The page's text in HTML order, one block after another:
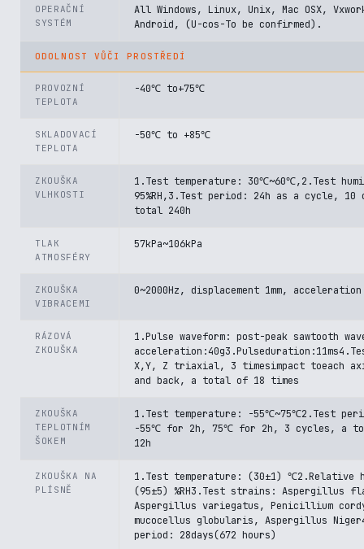
OPERAČNÍ
SYSTÉM
All Windows, Linux, Unix, Mac OSX,
Android, (U-cos-To be confirmed).
ODOLNOST VŮČI PROSTŘEDÍ
PROVOZNÍ
TEPLOTA
-40℃ to+75℃
SKLADOVACÍ
TEPLOTA
-50℃ to +85℃
ZKOUŠKA
VLHKOSTI
1.Test temperature: 30℃~60℃,2.Test
95%RH,3.Test period: 24h as a cycle, 10
total 240h
TLAK
ATMOSFÉRY
57kPa~106kPa
ZKOUŠKA
VIBRACEMI
0~2000Hz, displacement 1mm, acceleration
RÁZOVÁ
ZKOUŠKA
1.Pulse waveform: post-peak sawtooth
X,Y, Z triaxial, 3 timesimpact toeach
and back, a total of 18 times
ZKOUŠKA
TEPLOTNÍM
ŠOKEM
1.Test temperature: -55℃~75℃2.Test
-55℃ for 2h, 75℃ for 2h, 3 cycles, a
12h
ZKOUŠKA NA
PLÍSNĚ
1.Test temperature: (30±1) ℃2.Relative
(95±5) %RH3.Test strains: Aspergillus
Aspergillus variegatus, Penicillium
mucocellus globularis, Aspergillus
period: 28days(672 hours)